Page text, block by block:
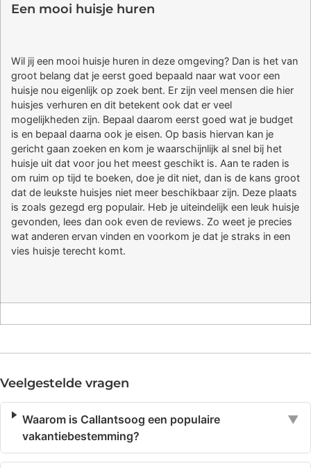
Een mooi huisje huren
Wil jij een mooi huisje huren in deze omgeving? Dan is het van
groot belang dat je eerst goed bepaald naar wat voor een
huisje nou eigenlijk op zoek bent. Er zijn veel mensen die hier
huisjes verhuren en dit betekent ook dat er veel
mogelijkheden zijn. Bepaal daarom eerst goed wat je budget
is en bepaal daarna ook je eisen. Op basis hiervan kan je
gericht gaan zoeken en kom je waarschijnlijk al snel bij het
huisje uit dat voor jou het meest geschikt is. Aan te raden is
om ruim op tijd te boeken, doe je dit niet, dan is de kans groot
dat de leukste huisjes niet meer beschikbaar zijn. Deze plaats
is zoals gezegd erg populair. Heb je uiteindelijk een leuk huisje
gevonden, lees dan ook even de reviews. Zo weet je precies
wat anderen ervan vinden en voorkom je dat je straks in een
vies huisje terecht komt.
Veelgestelde vragen
Waarom is Callantsoog een populaire
vakantiebestemming?
▼